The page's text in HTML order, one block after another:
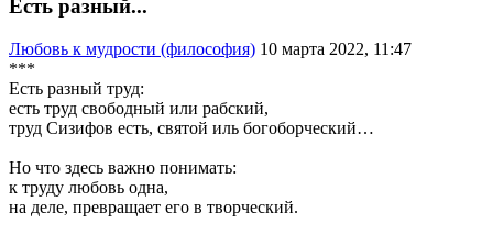
Есть разный...
Любовь к мудрости (философия) 10 марта 2022, 11:47
***
Есть разный труд:
есть труд свободный или рабский,
труд Сизифов есть, святой иль богоборческий…
Но что здесь важно понимать:
к труду любовь одна,
на деле, превращает его в творческий.